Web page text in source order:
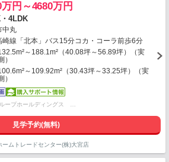
万円～4680万円
4LDK
中丸
崎線「北本」バス15分コカ・コーラ前歩6分
～188.1m²（40.08坪～56.89坪）（実
）
～109.92m²（30.43坪～33.25坪）（実
）
ープホールディングス …
見学予約(無料)
ムトレードセンター(株)大宮店